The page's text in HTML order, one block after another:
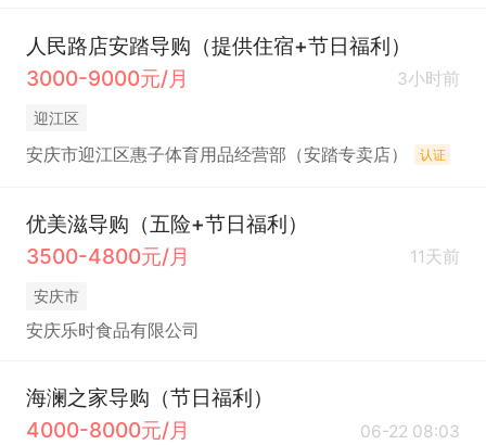
人民路店安踏导购（提供住宿+节日福利）
3000-9000元/月
3小时前
迎江区
安庆市迎江区惠子体育用品经营部（安踏专卖店） 认证
优美滋导购（五险+节日福利）
3500-4800元/月
11天前
安庆市
安庆乐时食品有限公司
海澜之家导购（节日福利）
4000-8000元/月
06-22 08:03